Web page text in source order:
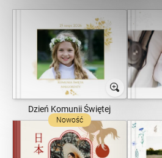
Dzień Komunii Świętej
Nowość